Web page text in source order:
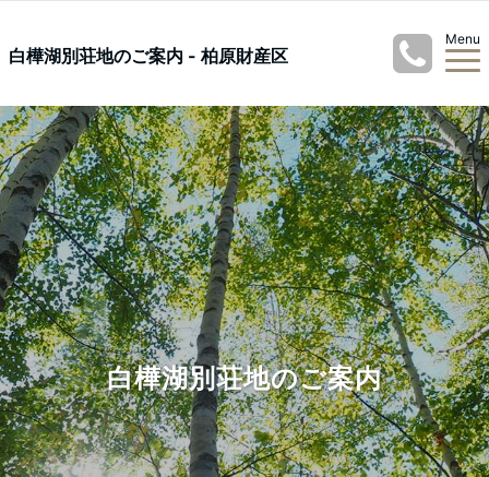
白樺湖別荘地のご案内 - 柏原財産区
Menu
白樺湖別荘地のご案内